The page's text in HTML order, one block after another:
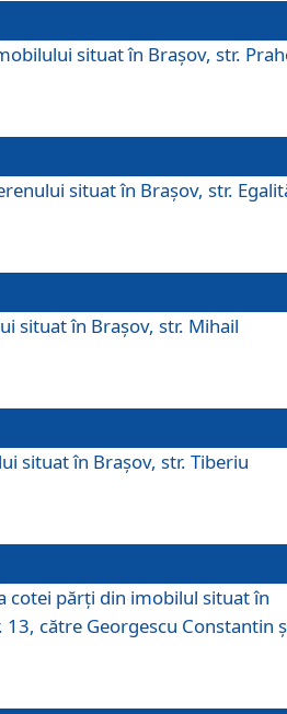
situat în Braşov, str.
situat în Braşov, str.
situat în Braşov, str. Mihail
situat în Braşov, str. Tiberiu
cotei părţi din imobilul situat în
13, către Georgescu Constantin